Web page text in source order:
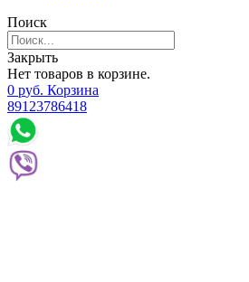
Поиск
Закрыть
Нет товаров в корзине.
0 руб. Корзина
89123786418